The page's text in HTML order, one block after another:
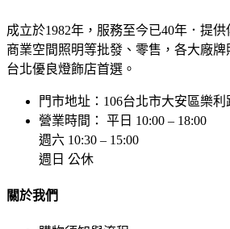
成立於1982年，服務至今已40年．提
商業空間照明等批發、零售，各大廠
台北優良燈飾店首選。
門市地址：106台北市大安區樂利
營業時間： 平日 10:00 – 18:00
週六 10:30 – 15:00
週日 公休
關於我們